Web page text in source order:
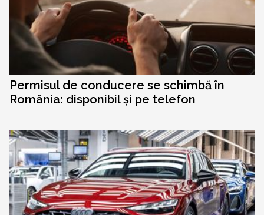
Permisul de conducere se schimbă în
România: disponibil și pe telefon